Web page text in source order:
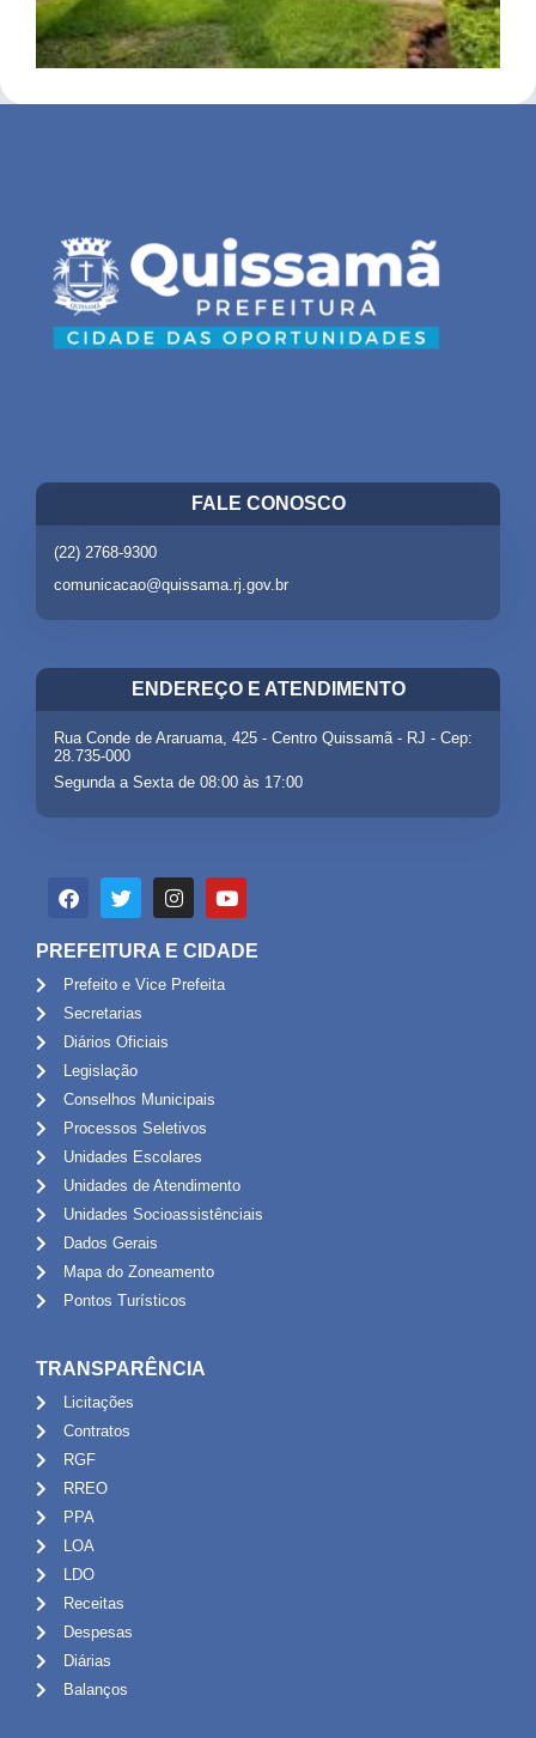
FALE CONOSCO
(22) 2768-9300
comunicacao@quissama.rj.gov.br
ENDEREÇO E ATENDIMENTO
Rua Conde de Araruama, 425 - Centro Quissamã - RJ - Cep:
28.735-000
Segunda a Sexta de 08:00 às 17:00
PREFEITURA E CIDADE
Prefeito e Vice Prefeita
Secretarias
Diários Oficiais
Legislação
Conselhos Municipais
Processos Seletivos
Unidades Escolares
Unidades de Atendimento
Unidades Socioassistênciais
Dados Gerais
Mapa do Zoneamento
Pontos Turísticos
TRANSPARÊNCIA
Licitações
Contratos
RGF
RREO
PPA
LOA
LDO
Receitas
Despesas
Diárias
Balanços